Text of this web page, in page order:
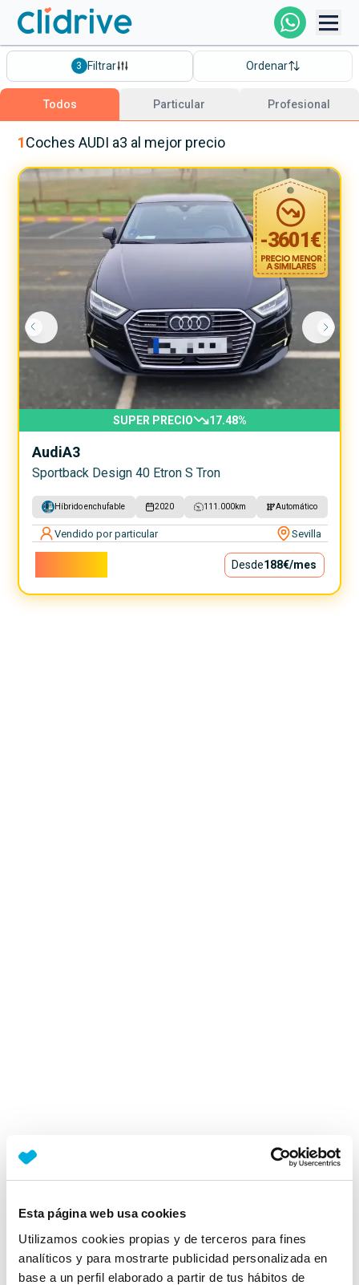
Esta página web usa cookies
Utilizamos cookies propias y de terceros para fines
analíticos y para mostrarte publicidad personalizada en
base a un perfil elaborado a partir de tus hábitos de
Comprar Coche
Todos Los Coches
Profesional
Particular
Financiación
Clidrive
3 Filtrar Ordenar
Todos Particular Profesional
1Coches AUDI a3 al mejor precio
-3601€
SUPER PRECIO 17.48%
AudiA3
Sportback Design 40 Etron S Tron
Híbrido enchufable 2020 111.000km Automático
Vendido por particular Sevilla
Desde188€/mes